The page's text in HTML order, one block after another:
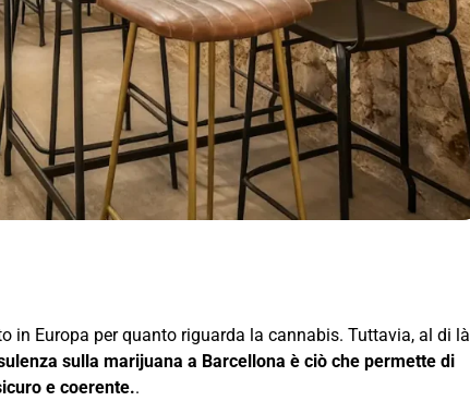
in Europa per quanto riguarda la cannabis. Tuttavia, al di là
sulla marijuana a Barcellona è ciò che permette di
e coerente..